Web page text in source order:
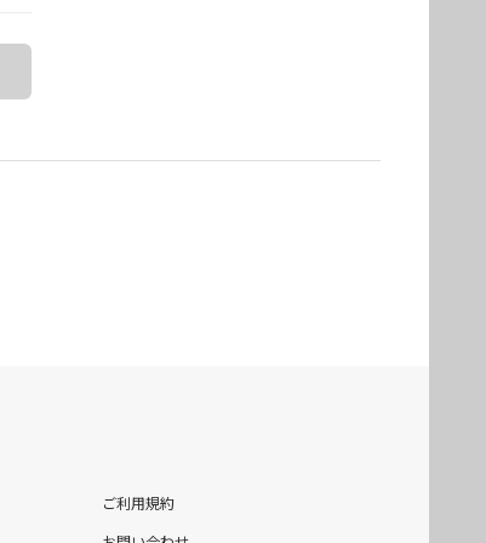
ご利用規約